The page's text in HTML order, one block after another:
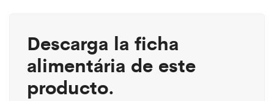
Descarga la ficha
alimentária de este
producto.